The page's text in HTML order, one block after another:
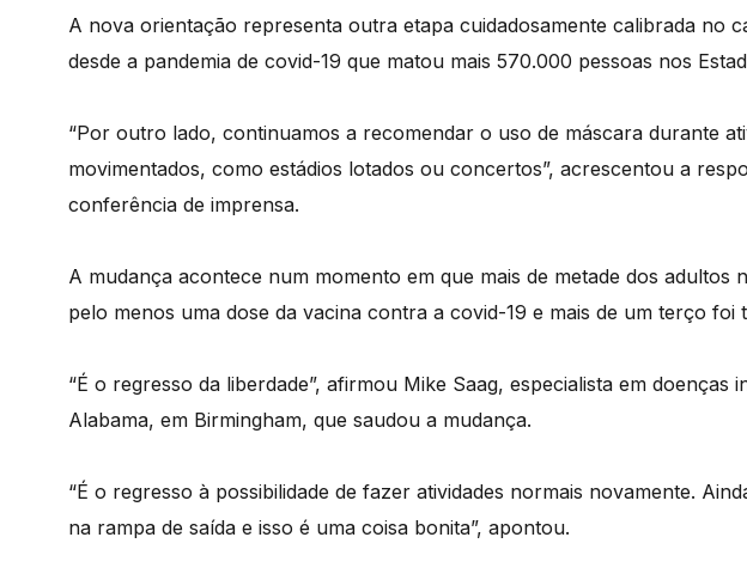
A nova orientação representa outra etapa cuidadosamente calibrada no
desde a pandemia de covid-19 que matou mais 570.000 pessoas nos
“Por outro lado, continuamos a recomendar o uso de máscara durante
movimentados, como estádios lotados ou concertos”, acrescentou a
conferência de imprensa.
A mudança acontece num momento em que mais de metade dos adultos
pelo menos uma dose da vacina contra a covid-19 e mais de um terço foi
“É o regresso da liberdade”, afirmou Mike Saag, especialista em doenças
Alabama, em Birmingham, que saudou a mudança.
“É o regresso à possibilidade de fazer atividades normais novamente.
na rampa de saída e isso é uma coisa bonita”, apontou.